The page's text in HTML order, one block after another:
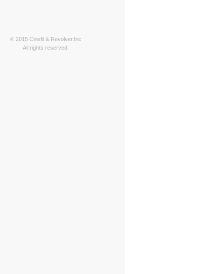
© 2015 Cinefil & Revolver.Inc
All rights reserved.